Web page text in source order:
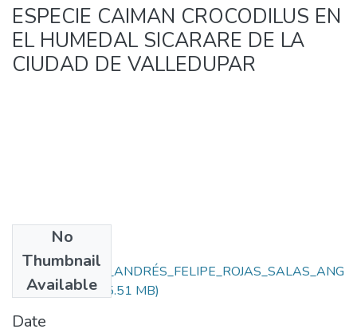
ESPECIE CAIMAN CROCODILUS EN
EL HUMEDAL SICARARE DE LA
CIUDAD DE VALLEDUPAR
No
Thumbnail
Available
BOLAÑO_DAZA_ANDRÉS_FELIPE_ROJAS_SALAS_ANG
IE_LORENA.pdf
(5.51 MB)
Date